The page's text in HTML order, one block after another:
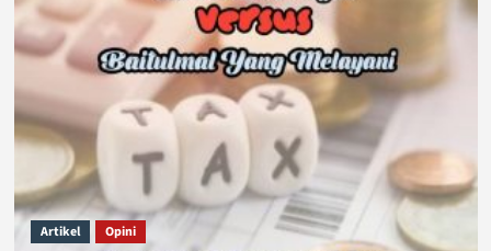
Artikel Opini